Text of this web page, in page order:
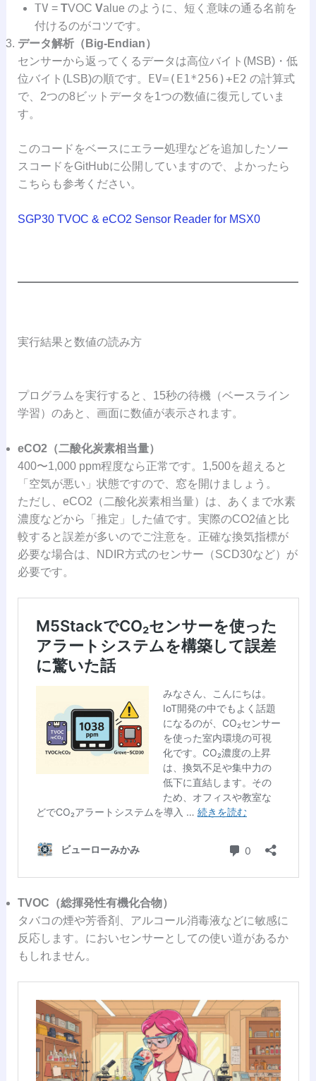
TV = TVOC Value のように、短く意味の通る名前を
付けるのがコツです。
データ解析（Big-Endian）
センサーから返ってくるデータは高位バイト(MSB)・低
位バイト(LSB)の順です。 EV=(E1*256)+E2 の計算式
で、2つの8ビットデータを1つの数値に復元していま
す。
このコードをベースにエラー処理などを追加したソー
スコードをGitHubに公開していますので、よかったら
こちらも参考ください。
SGP30 TVOC & eCO2 Sensor Reader for MSX0
実行結果と数値の読み方
プログラムを実行すると、15秒の待機（ベースライン
学習）のあと、画面に数値が表示されます。
eCO2（二酸化炭素相当量）
400〜1,000 ppm程度なら正常です。1,500を超えると
「空気が悪い」状態ですので、窓を開けましょう。
ただし、eCO2（二酸化炭素相当量）は、あくまで水素
濃度などから「推定」した値です。実際のCO2値と比
較すると誤差が多いのでご注意を。正確な換気指標が
必要な場合は、NDIR方式のセンサー（SCD30など）が
必要です。
TVOC（総揮発性有機化合物）
タバコの煙や芳香剤、アルコール消毒液などに敏感に
反応します。においセンサーとしての使い道があるか
もしれません。